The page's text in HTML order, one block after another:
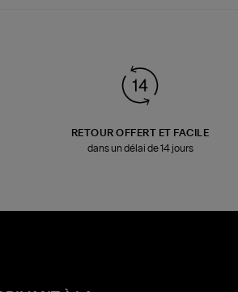
RETOUR OFFERT ET FACILE
dans un délai de 14 jours